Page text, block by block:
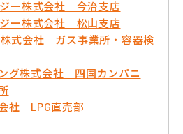
ジー株式会社 今治支店
ジー株式会社 松山支店
式会社 ガス事業所・容器検
グ株式会社 四国カンパニ
社 LPG直売部